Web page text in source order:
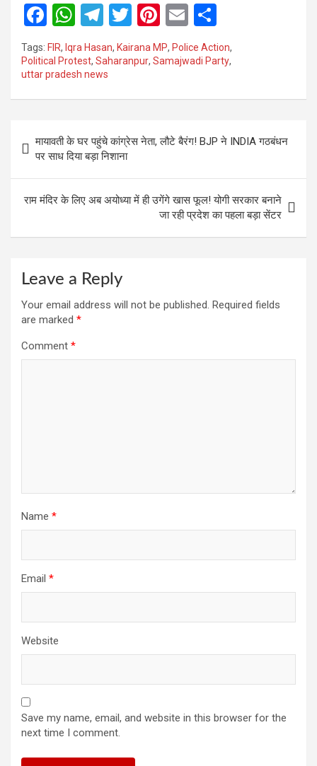
F
a
ce
b
o
k
W
h
at
s
A
p
T
el
e
gr
a
m
T
wi
tt
Pi
nt
er
t
E
m
ail
h
ar
Tags: FIR, Iqra Hasan, Kairana MP, Police Action,
Political Protest, Saharanpur, Samajwadi Party,
uttar pradesh news
navigation
मायावती के घर पहुंचे कांग्रेस नेता, लौटे बैरंग! BJP ने INDIA गठबंधन
पर साध दिया बड़ा निशाना
राम मंदिर के लिए अब अयोध्या में ही उगेंगे खास फूल! योगी सरकार बनाने
जा रही प्रदेश का पहला बड़ा सेंटर
Leave a Reply
Your email address will not be published. Required fields
are marked *
Comment *
Name *
Email *
Website
Save my name, email, and website in this browser for the
next time I comment.